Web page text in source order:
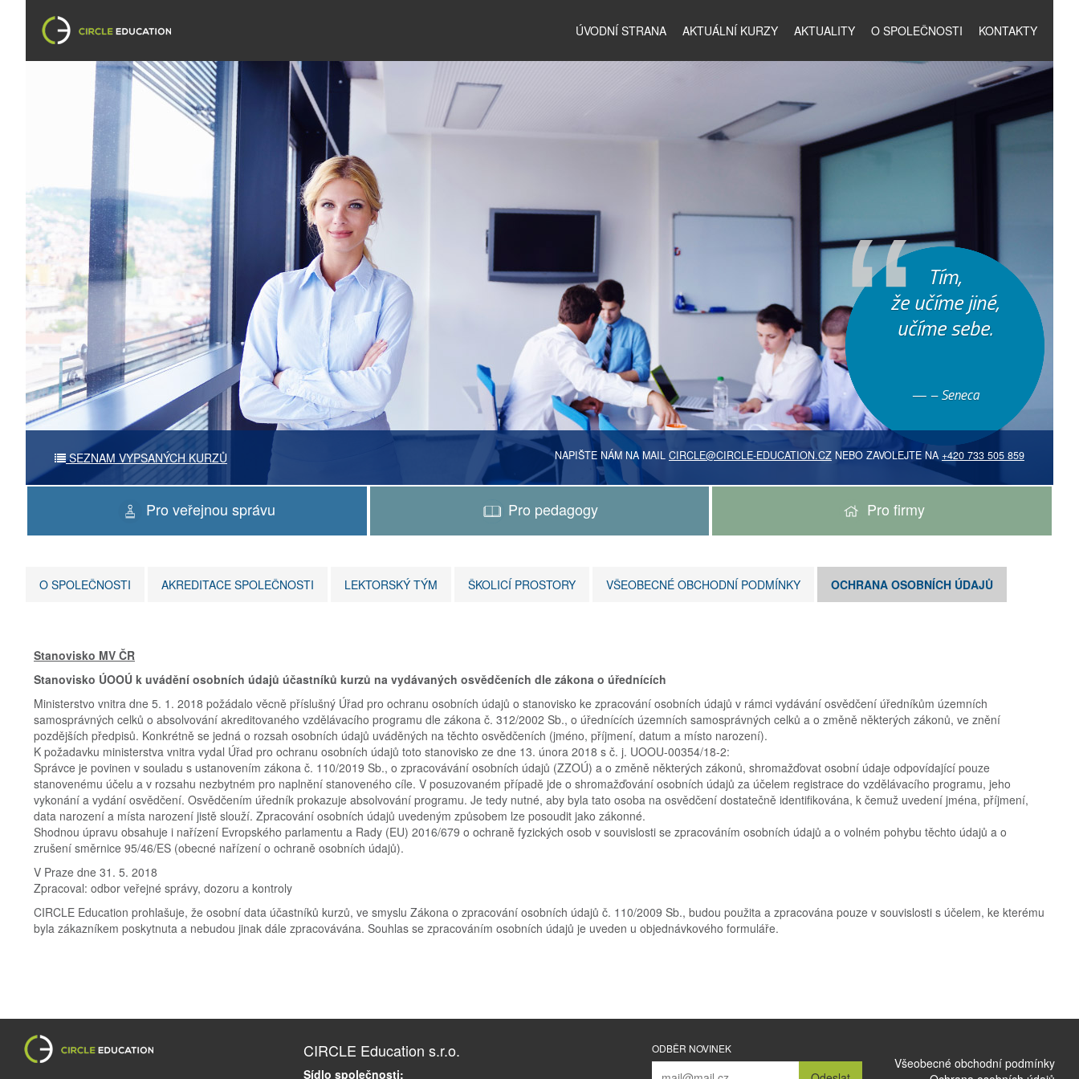
ÚVODNÍ STRANA AKTUÁLNÍ KURZY AKTUALITY O SPOLEČNOSTI KONTAKTY
Tím,
že učíme jiné,
učíme sebe.
– Seneca
SEZNAM VYPSANÝCH KURZŮ NAPIŠTE NÁM NA MAIL CIRCLE@CIRCLE-EDUCATION.CZ NEBO ZAVOLEJTE NA +420 733 505 859
Pro veřejnou správu Pro pedagogy Pro firmy
O SPOLEČNOSTI AKREDITACE SPOLEČNOSTI LEKTORSKÝ TÝM ŠKOLICÍ PROSTORY VŠEOBECNÉ OBCHODNÍ PODMÍNKY OCHRANA OSOBNÍCH ÚDAJŮ
Stanovisko MV ČR
Stanovisko ÚOOÚ k uvádění osobních údajů účastníků kurzů na vydávaných osvědčeních dle zákona o úřednících
Ministerstvo vnitra dne 5. 1. 2018 požádalo věcně příslušný Úřad pro ochranu osobních údajů o stanovisko ke zpracování osobních údajů v rámci vydávání osvědčení úředníkům územních
samosprávných celků o absolvování akreditovaného vzdělávacího programu dle zákona č. 312/2002 Sb., o úřednících územních samosprávných celků a o změně některých zákonů, ve znění
pozdějších předpisů. Konkrétně se jedná o rozsah osobních údajů uváděných na těchto osvědčeních (jméno, příjmení, datum a místo narození).
K požadavku ministerstva vnitra vydal Úřad pro ochranu osobních údajů toto stanovisko ze dne 13. února 2018 s č. j. UOOU-00354/18-2:
Správce je povinen v souladu s ustanovením zákona č. 110/2019 Sb., o zpracovávání osobních údajů (ZZOÚ) a o změně některých zákonů, shromažďovat osobní údaje odpovídající pouze
stanovenému účelu a v rozsahu nezbytném pro naplnění stanoveného cíle. V posuzovaném případě jde o shromažďování osobních údajů za účelem registrace do vzdělávacího programu, jeho
vykonání a vydání osvědčení. Osvědčením úředník prokazuje absolvování programu. Je tedy nutné, aby byla tato osoba na osvědčení dostatečně identifikována, k čemuž uvedení jména, příjmení,
data narození a místa narození jistě slouží. Zpracování osobních údajů uvedeným způsobem lze posoudit jako zákonné.
Shodnou úpravu obsahuje i nařízení Evropského parlamentu a Rady (EU) 2016/679 o ochraně fyzických osob v souvislosti se zpracováním osobních údajů a o volném pohybu těchto údajů a o
zrušení směrnice 95/46/ES (obecné nařízení o ochraně osobních údajů).
V Praze dne 31. 5. 2018
Zpracoval: odbor veřejné správy, dozoru a kontroly
CIRCLE Education prohlašuje, že osobní data účastníků kurzů, ve smyslu Zákona o zpracování osobních údajů č. 110/2009 Sb., budou použita a zpracována pouze v souvislosti s účelem, ke kterému
byla zákazníkem poskytnuta a nebudou jinak dále zpracovávána. Souhlas se zpracováním osobních údajů je uveden u objednávkového formuláře.
CIRCLE Education s.r.o.
Sídlo společnosti:
ODBĚR NOVINEK
Všeobecné obchodní podmínky